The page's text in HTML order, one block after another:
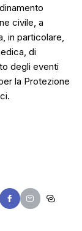
civile, a
in particolare,
di
degli eventi
la Protezione